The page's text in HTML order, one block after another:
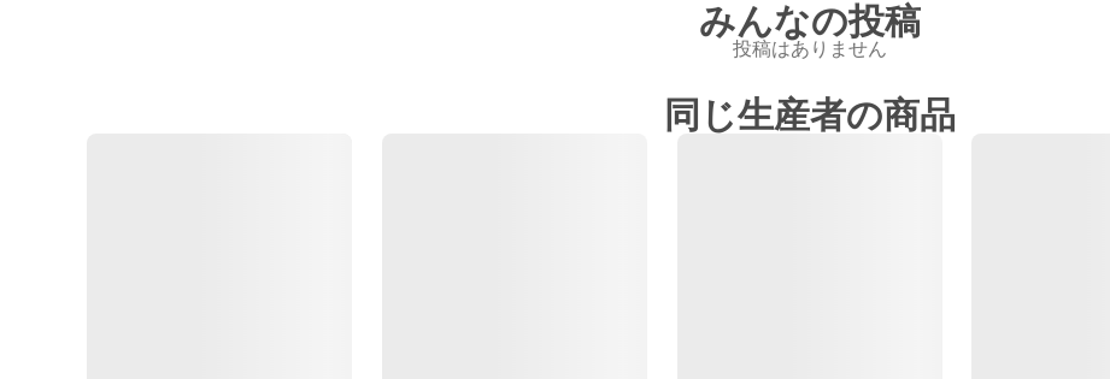
みんなの投稿
投稿はありません
同じ生産者の商品